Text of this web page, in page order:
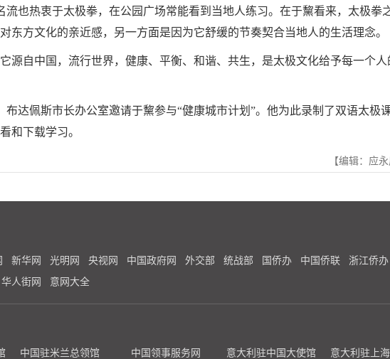
也热衷于太极拳，在公园广场常能看到当地人练习。在于黧看来，太极拳
东方文化的亲近感，另一方面是因为它舒缓的节奏契合当地人的生活理念。
自中国，流行世界，健康、平衡、和谐、共生，是太极文化给予每一个人
达佩斯市长办公室邀请于黧参与“健康城市计划”。他为此录制了双语太极
和下载学习。
【编辑：应永
新华网 光明网 央视网 中国政府网 外交部 统战部 国侨办 中国侨联 浙江侨办
华人街网 意网大全
中国驻米兰总领馆 中国领事服务网 意大利驻中国大使馆 意大利驻上